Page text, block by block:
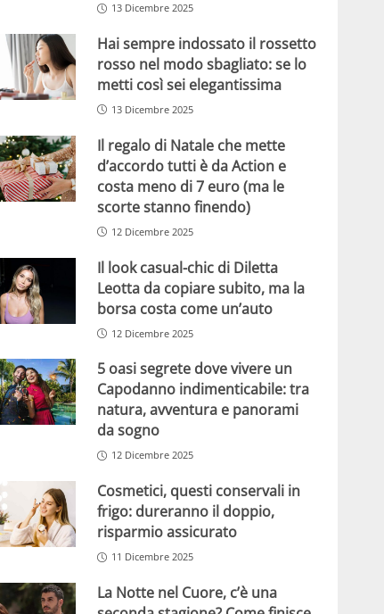
13 Dicembre 2025
Hai sempre indossato il rossetto
rosso nel modo sbagliato: se lo
metti così sei elegantissima
13 Dicembre 2025
Il regalo di Natale che mette
d’accordo tutti è da Action e
costa meno di 7 euro (ma le
scorte stanno finendo)
12 Dicembre 2025
Il look casual-chic di Diletta
Leotta da copiare subito, ma la
borsa costa come un’auto
12 Dicembre 2025
5 oasi segrete dove vivere un
Capodanno indimenticabile: tra
natura, avventura e panorami
da sogno
12 Dicembre 2025
Cosmetici, questi conservali in
frigo: dureranno il doppio,
risparmio assicurato
11 Dicembre 2025
La Notte nel Cuore, c’è una